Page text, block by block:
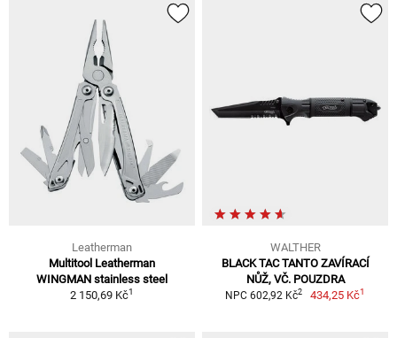
Leatherman
Multitool Leatherman
WINGMAN stainless steel
2 150,69 Kč1
WALTHER
BLACK TAC TANTO ZAVÍRACÍ
NŮŽ, VČ. POUZDRA
NPC 602,92 Kč2 434,25 Kč1